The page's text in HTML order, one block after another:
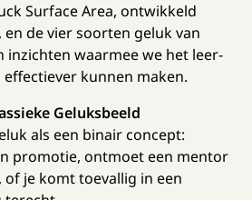
Surface Area, ontwikkeld
, en de vier soorten geluk van
inzichten waarmee we het leer-
kunnen maken.
Geluksbeeld
als een binair concept:
promotie, ontmoet een mentor
je komt toevallig in een